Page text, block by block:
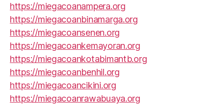
https://miegacoanampera.org
https://miegacoanbinamarga.org
https://miegacoansenen.org
https://miegacoankemayoran.org
https://miegacoankotabimantb.org
https://miegacoanbenhil.org
https://miegacoancikini.org
https://miegacoanrawabuaya.org